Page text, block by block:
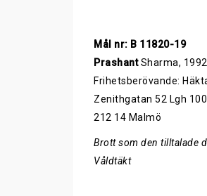
Mål nr: B 11820-19
PrashantSharma,
Frihetsberövande:
Zenithgatan 52 Lgh
212 14 Malmö
Brott som den tilltalade
Våldtäkt